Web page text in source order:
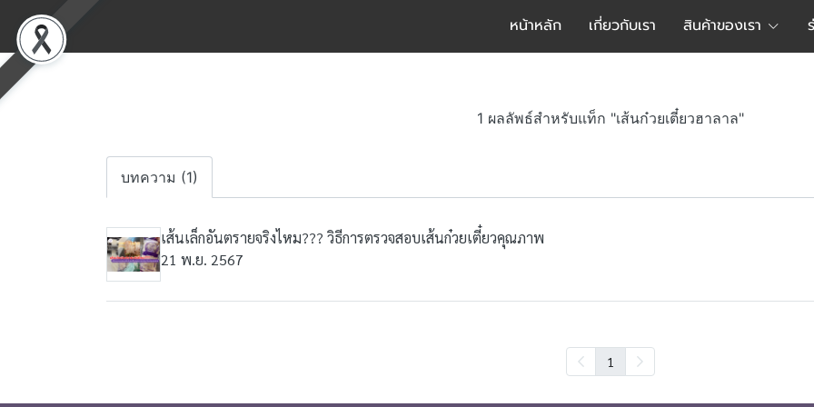
หน้าหลัก เกี่ยวกับเรา สินค้าของเรา
1 ผลลัพธ์สำหรับแท็ก "เส้นก๋วยเตี๋ยวฮาลาล"
บทความ (1)
เส้นเล็กอันตรายจริงไหม??? วิธีการตรวจสอบเส้นก๋วยเตี๋ยวคุณภาพ
21 พ.ย. 2567
1